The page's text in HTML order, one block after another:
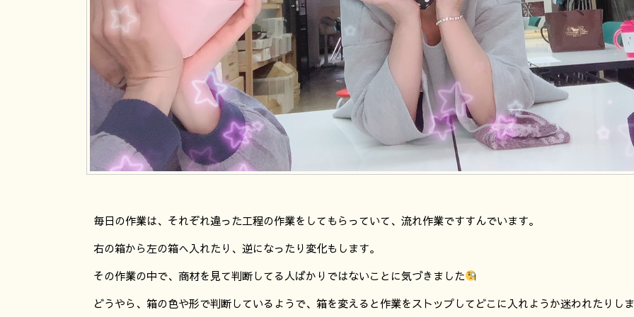
毎日の作業は、それぞれ違った工程の作業をしてもらっていて、流れ作業ですすんでいます。
右の箱から左の箱へ入れたり、逆になったり変化もします。
その作業の中で、商材を見て判断してる人ばかりではないことに気づきました
どうやら、箱の色や形で判断しているようで、箱を変えると作業をストップしてどこに入れようか迷われたりし